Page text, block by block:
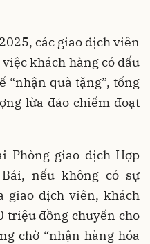
các giao dịch viên
khách hàng có dấu
“nhận quà tặng”, tổng
lừa đảo chiếm đoạt
Phòng giao dịch Hợp
nếu không có sự
giao dịch viên, khách
triệu đồng chuyển cho
chờ “nhận hàng hóa